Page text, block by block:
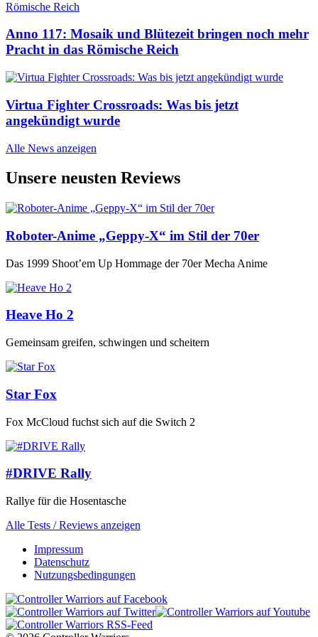
Anno 117: Mosaik und Blütezeit bringen noch mehr
Pracht in das Römische Reich
Virtua Fighter Crossroads: Was bis jetzt
angekündigt wurde
Alle News anzeigen
Unsere neusten Reviews
Roboter-Anime „Geppy-X“ im Stil der 70er
Das 1999 Shoot’em Up Hommage der 70er Mecha Anime
Heave Ho 2
Gemeinsam greifen, schwingen und scheitern
Star Fox
Fox McCloud fuchst sich auf die Switch 2
#DRIVE Rally
Rallye für die Hosentasche
Alle Tests / Reviews anzeigen
Impressum
Datenschutz
Nutzungsbedingungen